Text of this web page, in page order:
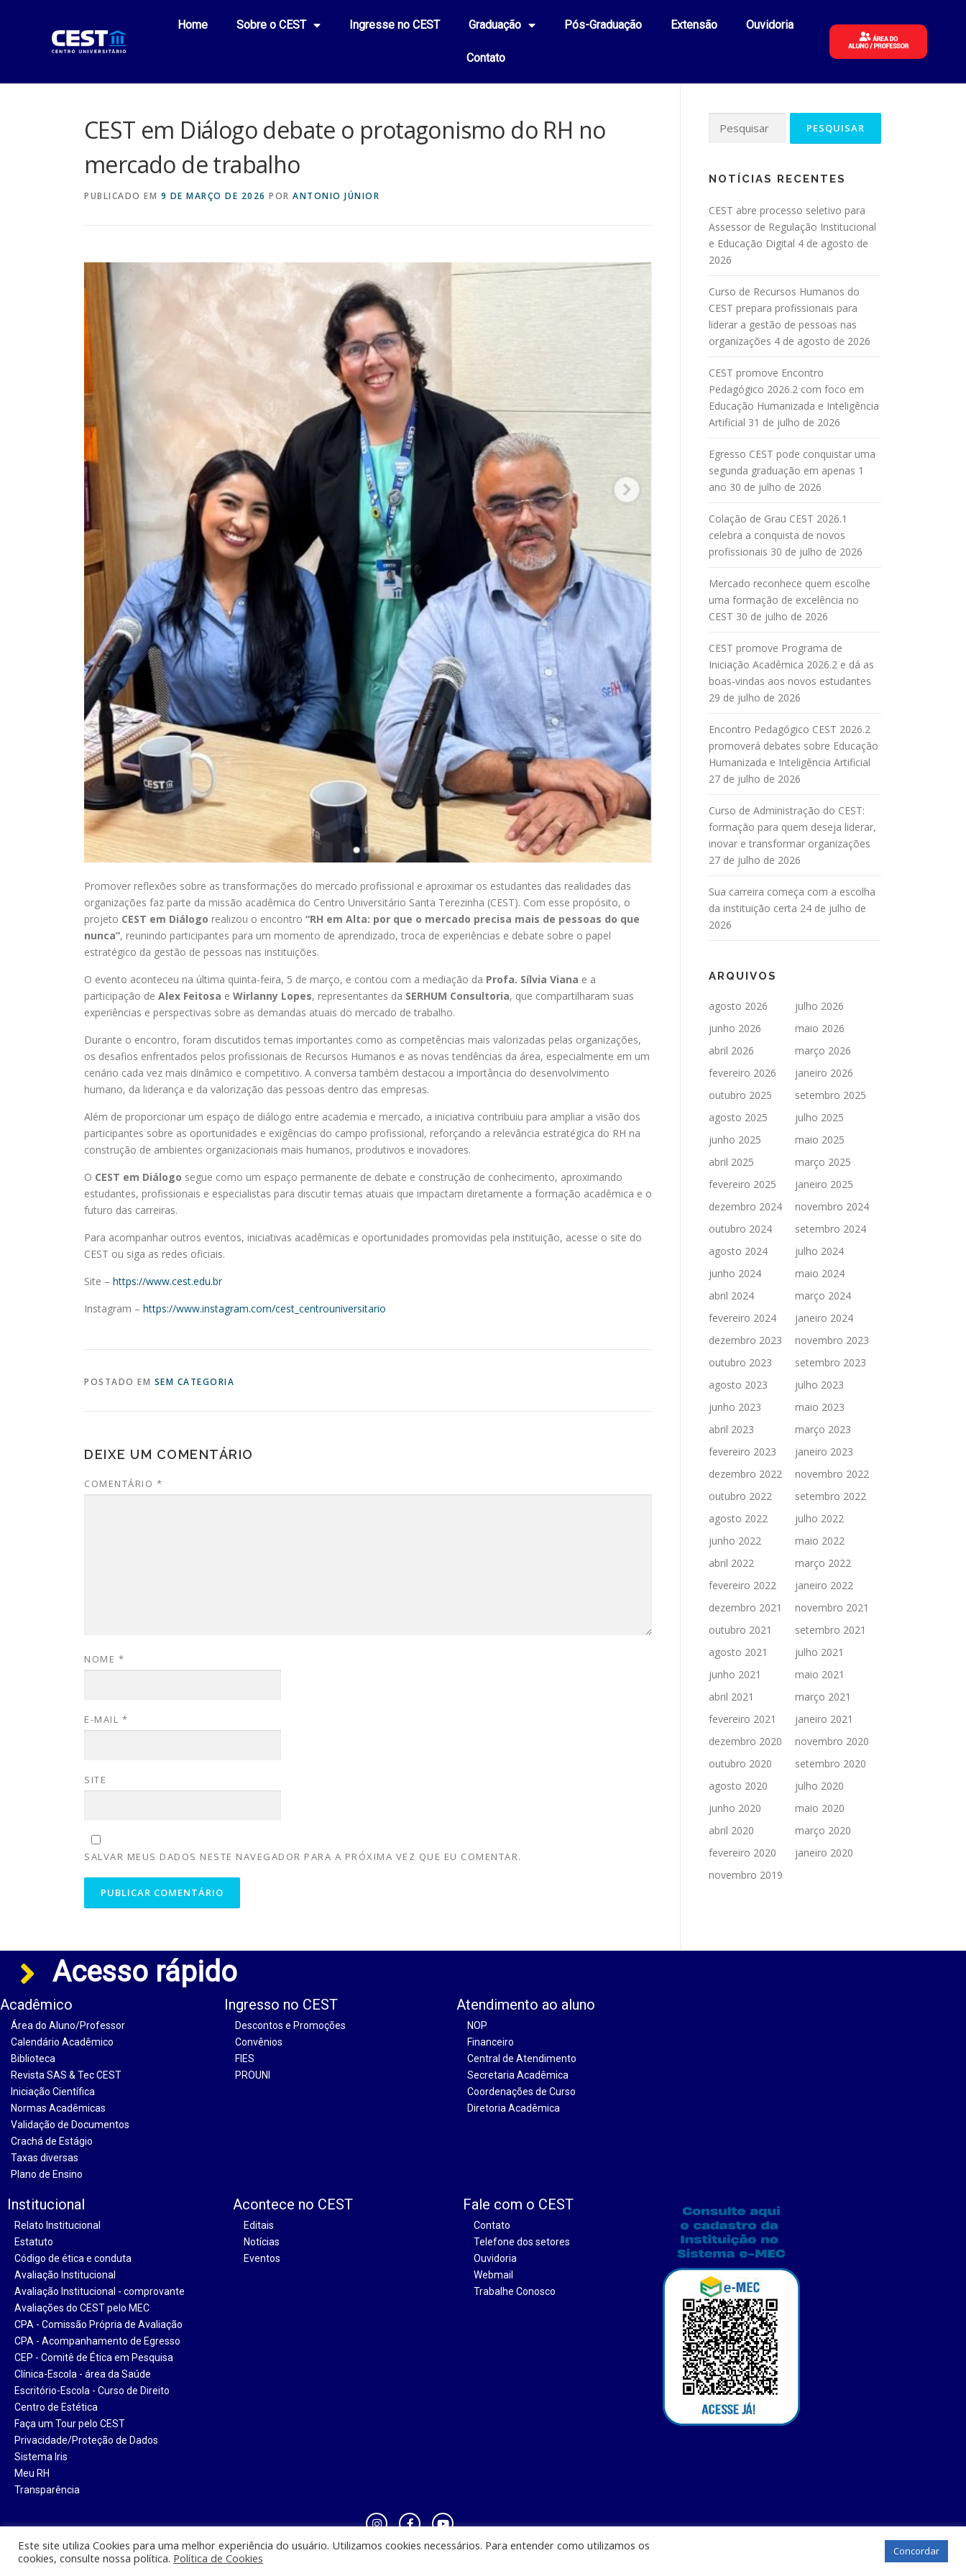
Home Sobre o CEST Ingresse no CEST Graduação Pós-Graduação Extensão Ouvidoria
Contato
CEST em Diálogo debate o protagonismo do RH no
mercado de trabalho
PUBLICADO EM 9 DE MARÇO DE 2026 POR ANTONIO JÚNIOR
Promover reflexões sobre as transformações do mercado profissional e aproximar os estudantes das realidades das
organizações faz parte da missão acadêmica do Centro Universitário Santa Terezinha (CEST). Com esse propósito, o
projeto CEST em Diálogo realizou o encontro “RH em Alta: por que o mercado precisa mais de pessoas do que
nunca”, reunindo participantes para um momento de aprendizado, troca de experiências e debate sobre o papel
estratégico da gestão de pessoas nas instituições.
O evento aconteceu na última quinta-feira, 5 de março, e contou com a mediação da Profa. Sílvia Viana e a
participação de Alex Feitosa e Wirlanny Lopes, representantes da SERHUM Consultoria, que compartilharam suas
experiências e perspectivas sobre as demandas atuais do mercado de trabalho.
Durante o encontro, foram discutidos temas importantes como as competências mais valorizadas pelas organizações,
os desafios enfrentados pelos profissionais de Recursos Humanos e as novas tendências da área, especialmente em um
cenário cada vez mais dinâmico e competitivo. A conversa também destacou a importância do desenvolvimento
humano, da liderança e da valorização das pessoas dentro das empresas.
Além de proporcionar um espaço de diálogo entre academia e mercado, a iniciativa contribuiu para ampliar a visão dos
participantes sobre as oportunidades e exigências do campo profissional, reforçando a relevância estratégica do RH na
construção de ambientes organizacionais mais humanos, produtivos e inovadores.
O CEST em Diálogo segue como um espaço permanente de debate e construção de conhecimento, aproximando
estudantes, profissionais e especialistas para discutir temas atuais que impactam diretamente a formação acadêmica e o
futuro das carreiras.
Para acompanhar outros eventos, iniciativas acadêmicas e oportunidades promovidas pela instituição, acesse o site do
CEST ou siga as redes oficiais.
Site – https://www.cest.edu.br
Instagram – https://www.instagram.com/cest_centrouniversitario
POSTADO EM SEM CATEGORIA
DEIXE UM COMENTÁRIO
COMENTÁRIO *
NOME *
E-MAIL *
SITE
SALVAR MEUS DADOS NESTE NAVEGADOR PARA A PRÓXIMA VEZ QUE EU COMENTAR.
NOTÍCIAS RECENTES
CEST abre processo seletivo para
Assessor de Regulação Institucional
e Educação Digital 4 de agosto de
2026
Curso de Recursos Humanos do
CEST prepara profissionais para
liderar a gestão de pessoas nas
organizações 4 de agosto de 2026
CEST promove Encontro
Pedagógico 2026.2 com foco em
Educação Humanizada e Inteligência
Artificial 31 de julho de 2026
Egresso CEST pode conquistar uma
segunda graduação em apenas 1
ano 30 de julho de 2026
Colação de Grau CEST 2026.1
celebra a conquista de novos
profissionais 30 de julho de 2026
Mercado reconhece quem escolhe
uma formação de excelência no
CEST 30 de julho de 2026
CEST promove Programa de
Iniciação Acadêmica 2026.2 e dá as
boas-vindas aos novos estudantes
29 de julho de 2026
Encontro Pedagógico CEST 2026.2
promoverá debates sobre Educação
Humanizada e Inteligência Artificial
27 de julho de 2026
Curso de Administração do CEST:
formação para quem deseja liderar,
inovar e transformar organizações
27 de julho de 2026
Sua carreira começa com a escolha
da instituição certa 24 de julho de
2026
ARQUIVOS
agosto 2026
julho 2026
junho 2026
maio 2026
abril 2026
março 2026
fevereiro 2026
janeiro 2026
outubro 2025
setembro 2025
agosto 2025
julho 2025
junho 2025
maio 2025
abril 2025
março 2025
fevereiro 2025
janeiro 2025
dezembro 2024
novembro 2024
outubro 2024
setembro 2024
agosto 2024
julho 2024
junho 2024
maio 2024
abril 2024
março 2024
fevereiro 2024
janeiro 2024
dezembro 2023
novembro 2023
outubro 2023
setembro 2023
agosto 2023
julho 2023
junho 2023
maio 2023
abril 2023
março 2023
fevereiro 2023
janeiro 2023
dezembro 2022
novembro 2022
outubro 2022
setembro 2022
agosto 2022
julho 2022
junho 2022
maio 2022
abril 2022
março 2022
fevereiro 2022
janeiro 2022
dezembro 2021
novembro 2021
outubro 2021
setembro 2021
agosto 2021
julho 2021
junho 2021
maio 2021
abril 2021
março 2021
fevereiro 2021
janeiro 2021
dezembro 2020
novembro 2020
outubro 2020
setembro 2020
agosto 2020
julho 2020
junho 2020
maio 2020
abril 2020
março 2020
fevereiro 2020
janeiro 2020
novembro 2019
Acesso rápido
Acadêmico
Área do Aluno/Professor
Calendário Acadêmico
Biblioteca
Revista SAS & Tec CEST
Iniciação Científica
Normas Acadêmicas
Validação de Documentos
Crachá de Estágio
Taxas diversas
Plano de Ensino
Ingresso no CEST
Descontos e Promoções
Convênios
FIES
PROUNI
Atendimento ao aluno
NOP
Financeiro
Central de Atendimento
Secretaria Acadêmica
Coordenações de Curso
Diretoria Acadêmica
Institucional
Relato Institucional
Estatuto
Código de ética e conduta
Avaliação Institucional
Avaliação Institucional - comprovante
Avaliações do CEST pelo MEC
CPA - Comissão Própria de Avaliação
CPA - Acompanhamento de Egresso
CEP - Comitê de Ética em Pesquisa
Clínica-Escola - área da Saúde
Escritório-Escola - Curso de Direito
Centro de Estética
Faça um Tour pelo CEST
Privacidade/Proteção de Dados
Sistema Iris
Meu RH
Transparência
Acontece no CEST
Editais
Notícias
Eventos
Fale com o CEST
Contato
Telefone dos setores
Ouvidoria
Webmail
Trabalhe Conosco
Este site utiliza Cookies para uma melhor experiência do usuário. Utilizamos cookies necessários. Para entender como utilizamos os
cookies, consulte nossa política. Política de Cookies Concordar